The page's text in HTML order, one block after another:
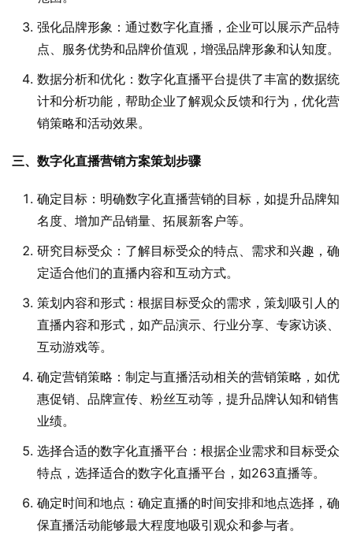
强化品牌形象：通过数字化直播，企业可以展示产品特
点、服务优势和品牌价值观，增强品牌形象和认知度。
数据分析和优化：数字化直播平台提供了丰富的数据统
计和分析功能，帮助企业了解观众反馈和行为，优化营
销策略和活动效果。
三、数字化直播营销方案策划步骤
确定目标：明确数字化直播营销的目标，如提升品牌知
名度、增加产品销量、拓展新客户等。
研究目标受众：了解目标受众的特点、需求和兴趣，确
定适合他们的直播内容和互动方式。
策划内容和形式：根据目标受众的需求，策划吸引人的
直播内容和形式，如产品演示、行业分享、专家访谈、
互动游戏等。
确定营销策略：制定与直播活动相关的营销策略，如优
惠促销、品牌宣传、粉丝互动等，提升品牌认知和销售
业绩。
选择合适的数字化直播平台：根据企业需求和目标受众
特点，选择适合的数字化直播平台，如263直播等。
确定时间和地点：确定直播的时间安排和地点选择，确
保直播活动能够最大程度地吸引观众和参与者。